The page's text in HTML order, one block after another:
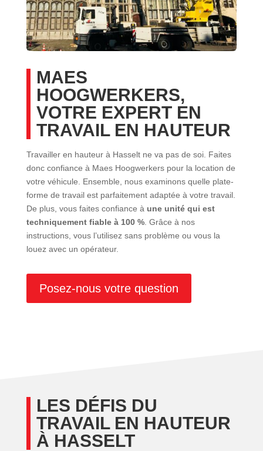
MAES
HOOGWERKERS,
VOTRE EXPERT EN
TRAVAIL EN HAUTEUR
Travailler en hauteur à Hasselt ne va pas de soi. Faites
donc confiance à Maes Hoogwerkers pour la location de
votre véhicule. Ensemble, nous examinons quelle plate-
forme de travail est parfaitement adaptée à votre travail.
De plus, vous faites confiance à une unité qui est
techniquement fiable à 100 %. Grâce à nos
instructions, vous l’utilisez sans problème ou vous la
louez avec un opérateur.
Posez-nous votre question
LES DÉFIS DU
TRAVAIL EN HAUTEUR
À HASSELT